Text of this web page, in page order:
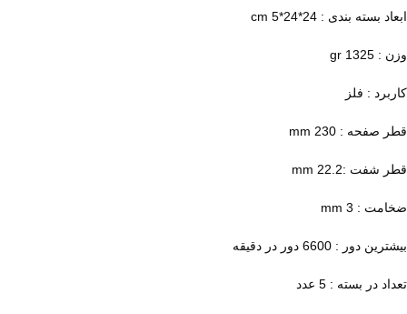
ابعاد بسته بندی : 24*24*5 cm
وزن : 1325 gr
کاربرد : فلز
قطر صفحه : 230 mm
قطر شفت :22.2 mm
ضخامت : 3 mm
بیشترین دور : 6600 دور در دقیقه
تعداد در بسته : 5 عدد